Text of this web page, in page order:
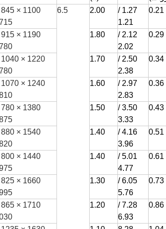
0.21
1.27 /
1.21
2.00
6.5
0.29
2.12 /
2.02
1.80
0.34
2.50 /
2.38
1.70
0.36
2.97 /
2.83
1.60
0.43
3.50 /
3.33
1.50
0.51
4.16 /
3.96
1.40
0.61
5.01 /
4.77
1.40
0.73
6.05 /
5.76
1.30
0.86
7.28 /
6.93
1.20